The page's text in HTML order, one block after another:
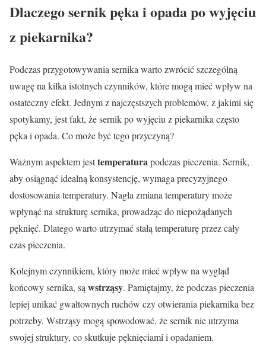
Dlaczego sernik pęka i opada po wyjęciu
z piekarnika?
Podczas przygotowywania sernika warto zwrócić szczególną
uwagę na kilka istotnych czynników, które mogą mieć wpływ na
ostateczny efekt. Jednym z najczęstszych problemów, z jakimi się
spotykamy, jest fakt, że sernik po wyjęciu z piekarnika często
pęka i opada. Co może być tego przyczyną?
Ważnym aspektem jesttemperaturapodczas pieczenia. Sernik,
aby osiągnąć idealną konsystencję, wymaga precyzyjnego
dostosowania temperatury. Nagła zmiana temperatury może
wpłynąć na strukturę sernika, prowadząc do niepożądanych
pęknięć. Dlatego warto utrzymać stałą temperaturę przez cały
czas pieczenia.
Kolejnym czynnikiem, który może mieć wpływ na wygląd
końcowy sernika, są wstrząsy. Pamiętajmy, że podczas pieczenia
lepiej unikać gwałtownych ruchów czy otwierania piekarnika bez
potrzeby. Wstrząsy mogą spowodować, że sernik nie utrzyma
swojej struktury, co skutkuje pęknięciami i opadaniem.